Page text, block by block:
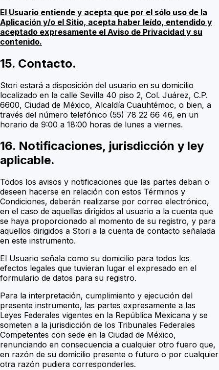
El Usuario entiende y acepta que por el sólo uso de la
Aplicación y/o el Sitio, acepta haber leído, entendido y
aceptado expresamente el Aviso de Privacidad y su
contenido.
15. Contacto.
Stori estará a disposición del usuario en su domicilio
localizado en la calle Sevilla 40 piso 2, Col. Juárez, C.P.
6600, Ciudad de México, Alcaldía Cuauhtémoc, o bien, a
través del número telefónico (55) 78 22 66 46, en un
horario de 9:00 a 18:00 horas de lunes a viernes.
16. Notificaciones, jurisdicción y ley
aplicable.
Todos los avisos y notificaciones que las partes deban o
deseen hacerse en relación con estos Términos y
Condiciones, deberán realizarse por correo electrónico,
en el caso de aquellas dirigidos al usuario a la cuenta que
se haya proporcionado al momento de su registro, y para
aquellos dirigidos a Stori a la cuenta de contacto señalada
en este instrumento.
El Usuario señala como su domicilio para todos los
efectos legales que tuvieran lugar el expresado en el
formulario de datos para su registro.
Para la interpretación, cumplimiento y ejecución del
presente instrumento, las partes expresamente a las
Leyes Federales vigentes en la República Mexicana y se
someten a la jurisdicción de los Tribunales Federales
Competentes con sede en la Ciudad de México,
renunciando en consecuencia a cualquier otro fuero que,
en razón de su domicilio presente o futuro o por cualquier
otra razón pudiera corresponderles.